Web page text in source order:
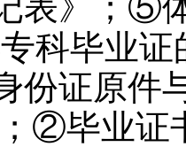
专科毕业
份证原件
②毕业证